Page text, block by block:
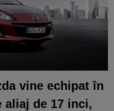
vine echipat în
aliaj de 17 inci,